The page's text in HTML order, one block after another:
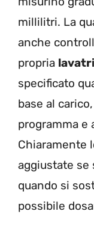
millilitri. La
anche
propria
specificato
base al
programma e
Chiaramente
aggiustate se
quando si
possibile